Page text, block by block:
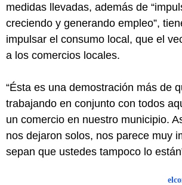
medidas llevadas, además de
creciendo y generando empleo”,
impulsar el consumo local, que el
a los comercios locales.
“Ésta es una demostración más de
trabajando en conjunto con todos
un comercio en nuestro municipio.
nos dejaron solos, nos parece muy
sepan que ustedes tampoco lo